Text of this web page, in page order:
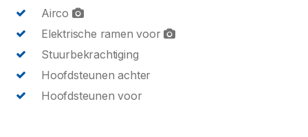
Airco
Elektrische ramen voor
Stuurbekrachtiging
Hoofdsteunen achter
Hoofdsteunen voor